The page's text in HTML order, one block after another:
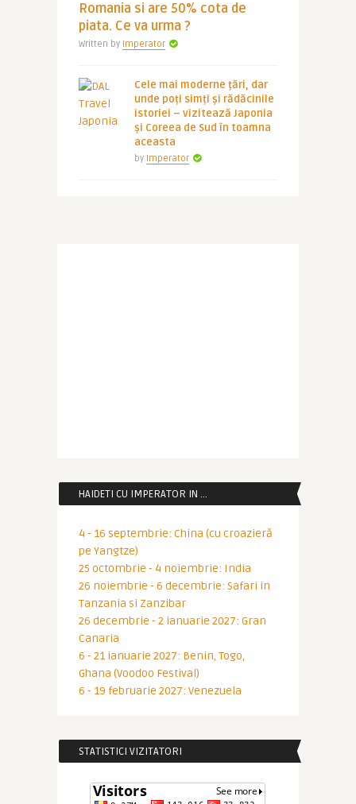
Romania si are 50% cota de
piata. Ce va urma ?
Written by Imperator
Cele mai moderne țări, dar
unde poți simți și rădăcinile
istoriei – vizitează Japonia
și Coreea de Sud în toamna
aceasta
by Imperator
HAIDETI CU IMPERATOR IN …
4 - 16 septembrie: China (cu croazieră
pe Yangtze)
25 octombrie - 4 noiembrie: India
26 noiembrie - 6 decembrie: Safari in
Tanzania si Zanzibar
26 decembrie - 2 ianuarie 2027: Gran
Canaria
6 - 21 ianuarie 2027: Benin, Togo,
Ghana (Voodoo Festival)
6 - 19 februarie 2027: Venezuela
STATISTICI VIZITATORI